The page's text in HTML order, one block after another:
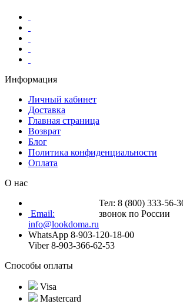
Информация
Личный кабинет
Доставка
Главная страница
Возврат
Блог
Политика конфиденциальности
Оплата
О нас
Тел: 8 (800) 333-56-
звонок по России
Email:
info@lookdoma.ru
WhatsApp 8-903-120-18-00
Viber 8-903-366-62-53
Способы оплаты
Visa
Mastercard